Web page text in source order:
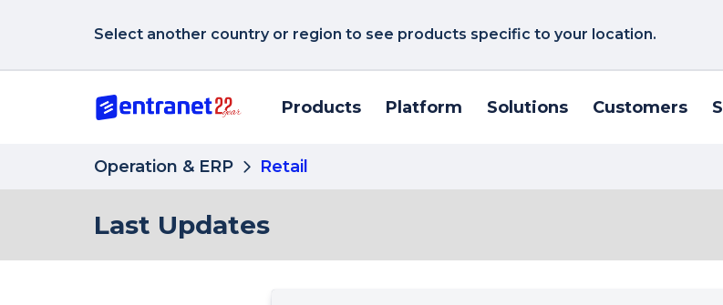
Select another country or region to see products specific to your location.
Products Platform Solutions Customers
Operation & ERP Retail
Last Updates